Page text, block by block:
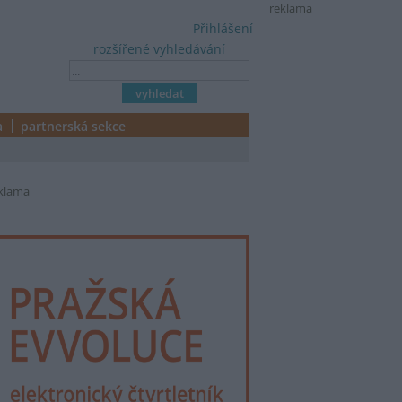
reklama
rozšířené vyhledávání
Přihlášení
partnerská sekce